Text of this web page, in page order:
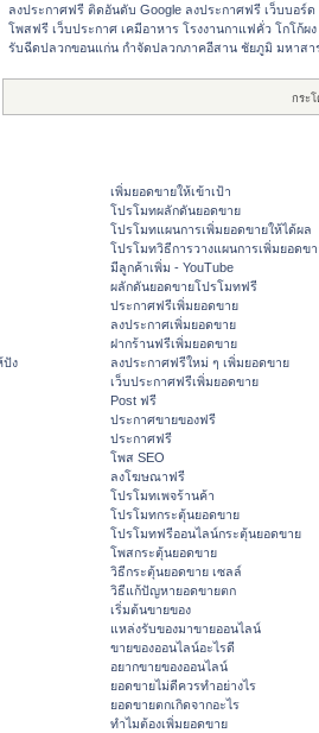
ลงประกาศฟรี ติดอันดับ Google ลงประกาศฟรี เว็บบอร์ด
โพสฟรี เว็บประกาศ เคมีอาหาร โรงงานกาแฟคั่ว โกโก้ผง
รับฉีดปลวกขอนแก่น กำจัดปลวกภาคอีสาน ชัยภูมิ มหาสา
กระ
ปัง
เพิ่มยอดขายให้เข้าเป้า
โปรโมทผลักดันยอดขาย
โปรโมทแผนการเพิ่มยอดขายให้ได้ผล
โปรโมทวิธีการวางแผนการเพิ่มยอดข
มีลูกค้าเพิ่ม - YouTube
ผลักดันยอดขายโปรโมทฟรี
ประกาศฟรีเพิ่มยอดขาย
ลงประกาศเพิ่มยอดขาย
ฝากร้านฟรีเพิ่มยอดขาย
ลงประกาศฟรีใหม่ ๆ เพิ่มยอดขาย
เว็บประกาศฟรีเพิ่มยอดขาย
Post ฟรี
ประกาศขายของฟรี
ประกาศฟรี
โพส SEO
ลงโฆษณาฟรี
โปรโมทเพจร้านค้า
โปรโมทกระตุ้นยอดขาย
โปรโมทฟรีออนไลน์กระตุ้นยอดขาย
โพสกระตุ้นยอดขาย
วิธีกระตุ้นยอดขาย เซลล์
วิธีแก้ปัญหายอดขายตก
เริ่มต้นขายของ
แหล่งรับของมาขายออนไลน์
ขายของออนไลน์อะไรดี
อยากขายของออนไลน์
ยอดขายไม่ดีควรทำอย่างไร
ยอดขายตกเกิดจากอะไร
ทำไมต้องเพิ่มยอดขาย